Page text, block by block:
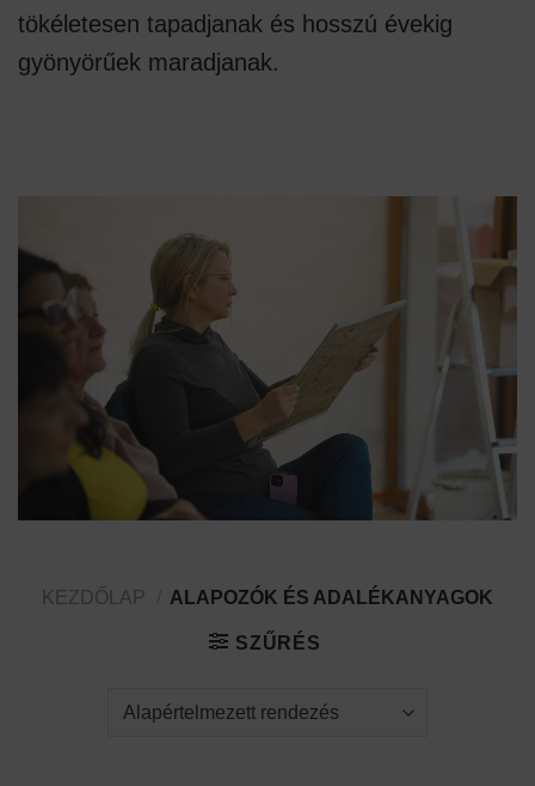
tökéletesen tapadjanak és hosszú évekig
gyönyörűek maradjanak.
KEZDŐLAP ALAPOZÓK ÉS ADALÉKANYAGOK
SZŰRÉS